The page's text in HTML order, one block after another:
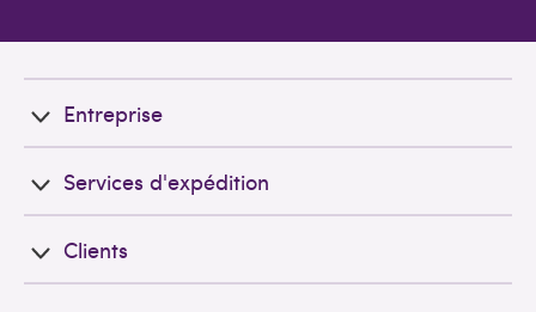
Entreprise
Services d'expédition
Clients